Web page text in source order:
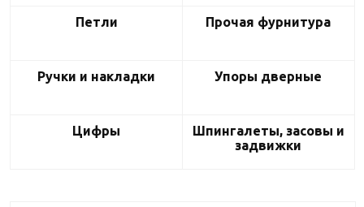
Петли Прочая фурнитура
Ручки и накладки Упоры дверные
Цифры
Шпингалеты, засовы и
задвижки